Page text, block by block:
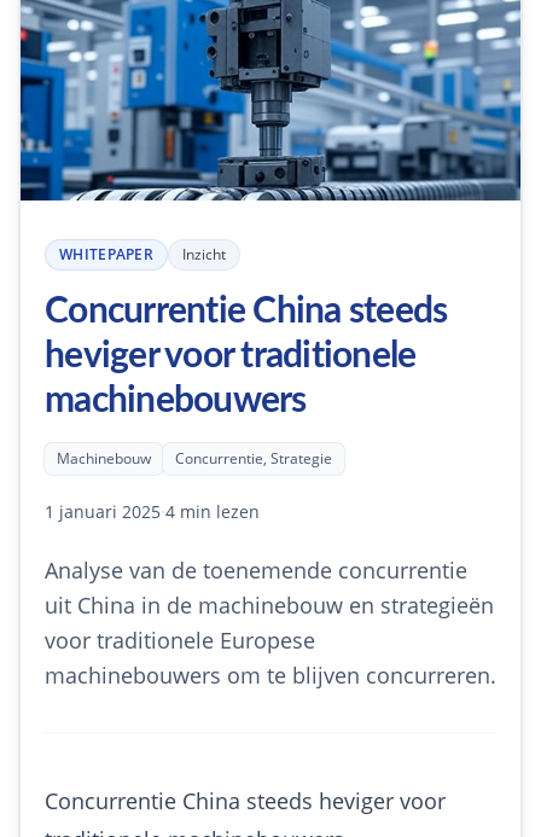
WHITEPAPER Inzicht
Concurrentie China steeds
heviger voor traditionele
machinebouwers
Machinebouw Concurrentie, Strategie
1 januari 2025·4 min lezen
Analyse van de toenemende concurrentie
uit China in de machinebouw en strategieën
voor traditionele Europese
machinebouwers om te blijven concurreren.
Concurrentie China steeds heviger voor